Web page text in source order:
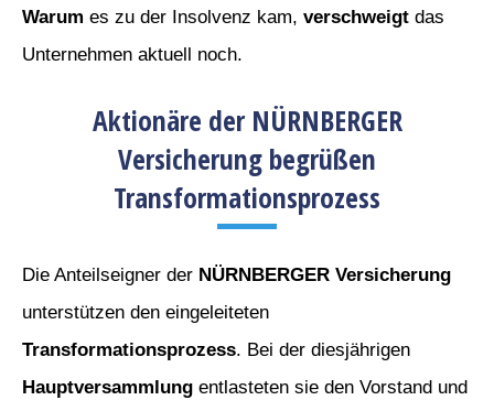
Warum es zu der Insolvenz kam, verschweigt das
Unternehmen aktuell noch.
Aktionäre der NÜRNBERGER
Versicherung begrüßen
Transformationsprozess
Die Anteilseigner der NÜRNBERGER Versicherung
unterstützen den eingeleiteten
Transformationsprozess. Bei der diesjährigen
Hauptversammlung entlasteten sie den Vorstand und